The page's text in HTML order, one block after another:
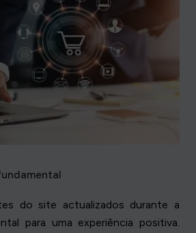
do site actualizados durante a
para uma experiência positiva.